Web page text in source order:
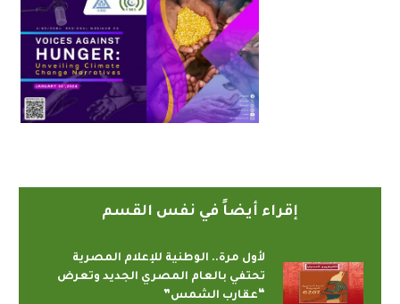
إقراء أيضاً في نفس القسم
لأول مرة.. الوطنية للإعلام المصرية
تحتفي بالعام المصري الجديد وتعرض
“عقارب الشمس”